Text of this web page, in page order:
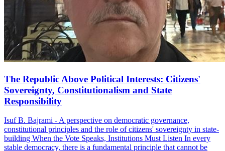
The Republic Above Political Interests: Citizens'
Sovereignty, Constitutionalism and State
Responsibility
Isuf B. Bajrami - A perspective on democratic governance,
constitutional principles and the role of citizens' sovereignty in state-
building When the Vote Speaks, Institutions Must Listen In every
stable democracy, there is a fundamental principle that cannot be